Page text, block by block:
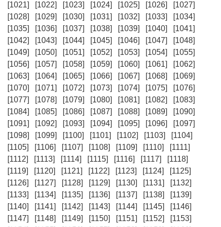
[1021]
[1022] [1023] [1024] [1025] [1026]
[1027]
[1028]
[1029] [1030] [1031] [1032] [1033]
[1034]
[1035]
[1036] [1037] [1038] [1039] [1040]
[1041]
[1042]
[1043] [1044] [1045] [1046] [1047]
[1048]
[1049]
[1050] [1051] [1052] [1053] [1054]
[1055]
[1056]
[1057] [1058] [1059] [1060] [1061]
[1062]
[1063]
[1064] [1065] [1066] [1067] [1068]
[1069]
[1070]
[1071] [1072] [1073] [1074] [1075]
[1076]
[1077]
[1078] [1079] [1080] [1081] [1082]
[1083]
[1084]
[1085] [1086] [1087] [1088] [1089]
[1090]
[1091]
[1092] [1093] [1094] [1095] [1096]
[1097]
[1098]
[1099] [1100] [1101] [1102] [1103]
[1104]
[1105]
[1106] [1107] [1108] [1109] [1110]
[1111]
[1112]
[1113] [1114] [1115] [1116] [1117]
[1118]
[1119]
[1120] [1121] [1122] [1123] [1124]
[1125]
[1126]
[1127] [1128] [1129] [1130] [1131]
[1132]
[1133]
[1134] [1135] [1136] [1137] [1138]
[1139]
[1140]
[1141] [1142] [1143] [1144] [1145]
[1146]
[1147]
[1148] [1149] [1150] [1151] [1152]
[1153]